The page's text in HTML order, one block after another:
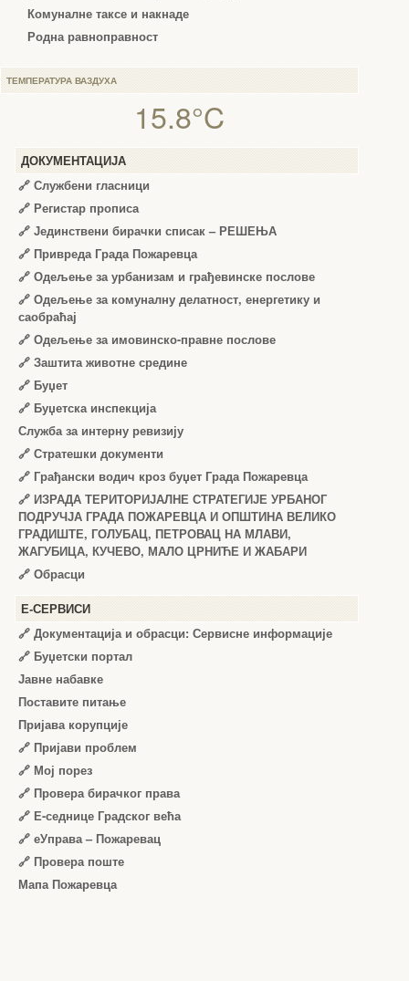
Комуналне таксе и накнаде
Родна равноправност
ТЕМПЕРАТУРА ВАЗДУХА
15.8°C
ДОКУМЕНТАЦИЈА
🔗 Службени гласници
🔗 Регистар прописа
🔗 Јединствени бирачки списак – РЕШЕЊА
🔗 Привреда Града Пожаревца
🔗 Одељење за урбанизам и грађевинске послове
🔗 Одељење за комуналну делатност, енергетику и
саобраћај
🔗 Одељење за имовинско-правне послове
🔗 Заштита животне средине
🔗 Буџет
🔗 Буџетска инспекција
Служба за интерну ревизију
🔗 Стратешки документи
🔗 Грађански водич кроз буџет Града Пожаревца
🔗 ИЗРАДА ТЕРИТОРИЈАЛНЕ СТРАТЕГИЈЕ УРБАНОГ
ПОДРУЧЈА ГРАДА ПОЖАРЕВЦА И ОПШТИНА ВЕЛИКО
ГРАДИШТЕ, ГОЛУБАЦ, ПЕТРОВАЦ НА МЛАВИ,
ЖАГУБИЦА, КУЧЕВО, МАЛО ЦРНИЋЕ И ЖАБАРИ
🔗 Обрасци
Е-СЕРВИСИ
🔗 Документација и обрасци: Сервисне информације
🔗 Буџетски портал
Јавне набавке
Поставите питање
Пријава корупције
🔗 Пријави проблем
🔗 Мој порез
🔗 Провера бирачког права
🔗 Е-седнице Градског већа
🔗 еУправа – Пожаревац
🔗 Провера поште
Мапа Пожаревца